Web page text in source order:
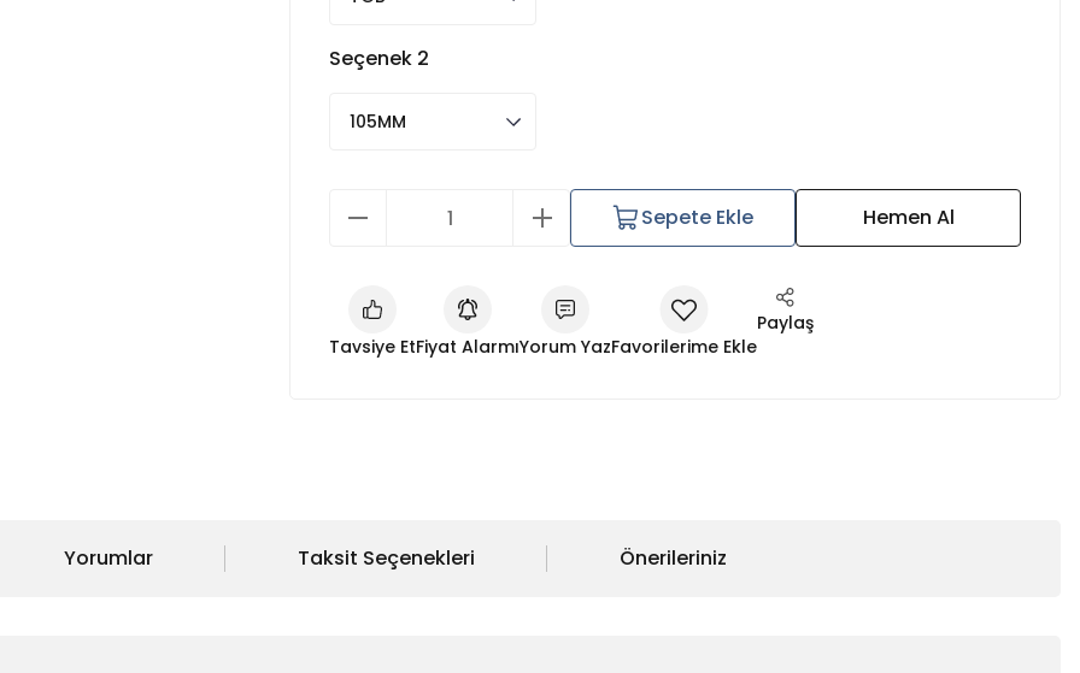
Seçenek 2
Sepete Ekle Hemen Al
Tavsiye EtFiyat AlarmıYorum Yaz
Paylaş
Yorumlar Taksit Seçenekleri Önerileriniz